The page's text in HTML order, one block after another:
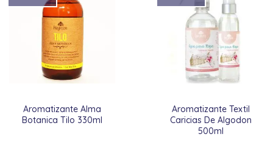
Aromatizante Alma
Botanica Tilo 330ml
Aromatizante Textil
Caricias De Algodon
500ml